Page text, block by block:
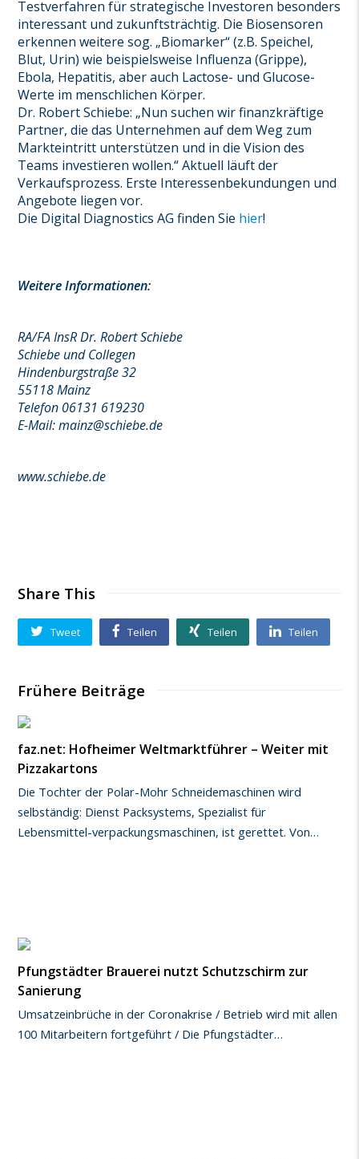
Testverfahren für strategische Investoren besonders
interessant und zukunftsträchtig. Die Biosensoren
erkennen weitere sog. „Biomarker“ (z.B. Speichel,
Blut, Urin) wie beispielsweise Influenza (Grippe),
Ebola, Hepatitis, aber auch Lactose- und Glucose-
Werte im menschlichen Körper.
Dr. Robert Schiebe: „Nun suchen wir finanzkräftige
Partner, die das Unternehmen auf dem Weg zum
Markteintritt unterstützen und in die Vision des
Teams investieren wollen.“ Aktuell läuft der
Verkaufsprozess. Erste Interessenbekundungen und
Angebote liegen vor.
Die Digital Diagnostics AG finden Sie hier!
Weitere Informationen:
RA/FA InsR Dr. Robert Schiebe
Schiebe und Collegen
Hindenburgstraße 32
55118 Mainz
Telefon 06131 619230
E-Mail: mainz@schiebe.de
www.schiebe.de
Share This
Tweet Teilen Teilen Teilen
Frühere Beiträge
faz.net: Hofheimer Weltmarktführer – Weiter mit
Pizzakartons
Die Tochter der Polar-Mohr Schneidemaschinen wird
selbständig: Dienst Packsystems, Spezialist für
Lebensmittel-verpackungsmaschinen, ist gerettet. Von…
Pfungstädter Brauerei nutzt Schutzschirm zur
Sanierung
Umsatzeinbrüche in der Coronakrise / Betrieb wird mit allen
100 Mitarbeitern fortgeführt / Die Pfungstädter…